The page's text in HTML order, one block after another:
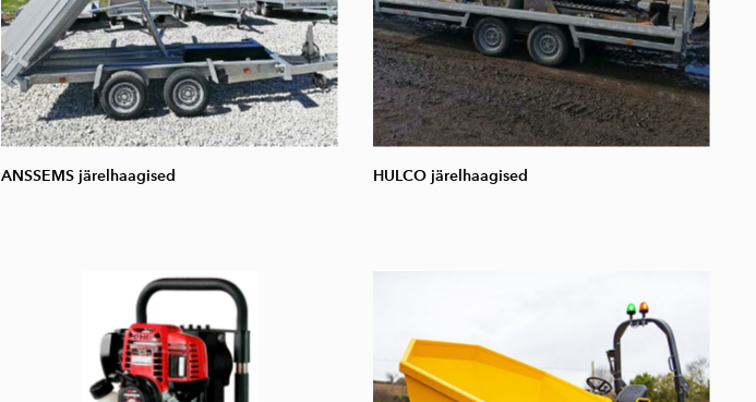
ANSSEMS järelhaagised HULCO järelhaagised